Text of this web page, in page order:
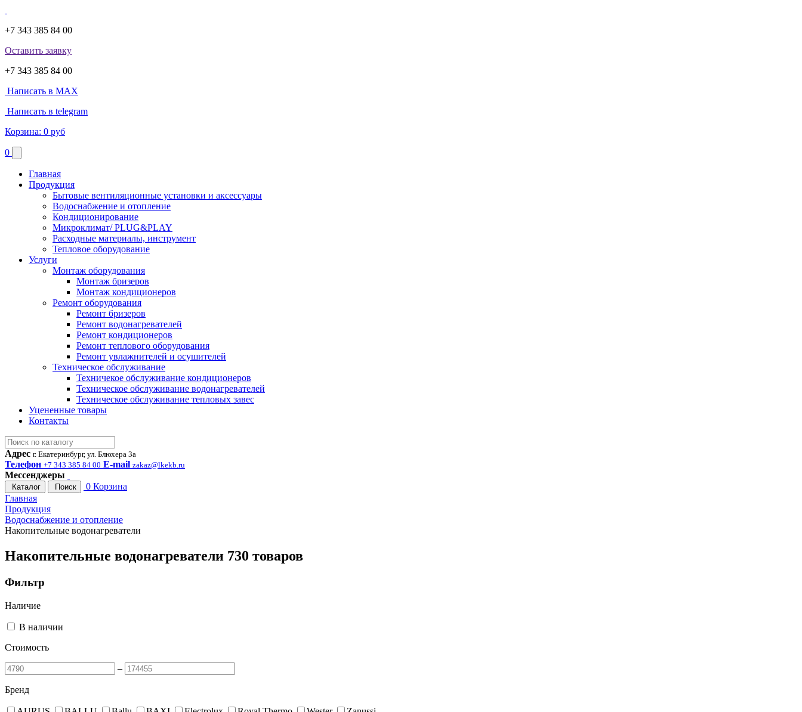
+7 343 385 84 00
Оставить заявку
+7 343 385 84 00
Написать в MAX
Написать в telegram
Корзина: 0 руб
0
Главная
Продукция
Бытовые вентиляционные установки и аксессуары
Водоснабжение и отопление
Кондиционирование
Микроклимат/ PLUG&PLAY
Расходные материалы, инструмент
Тепловое оборудование
Услуги
Монтаж оборудования
Монтаж бризеров
Монтаж кондиционеров
Ремонт оборудования
Ремонт бризеров
Ремонт водонагревателей
Ремонт кондиционеров
Ремонт теплового оборудования
Ремонт увлажнителей и осушителей
Техническое обслуживание
Техничекое обслуживание кондиционеров
Техническое обслуживание водонагревателей
Техническое обслуживание тепловых завес
Уцененные товары
Контакты
Адрес г. Екатеринбург, ул. Блюхера 3а
Телефон +7 343 385 84 00 E-mail zakaz@lkekb.ru
Мессенджеры
Каталог Поиск 0 Корзина
Главная
Продукция
Водоснабжение и отопление
Накопительные водонагреватели
Накопительные водонагреватели 730 товаров
Фильтр
Наличие
В наличии
Стоимость
–
Бренд